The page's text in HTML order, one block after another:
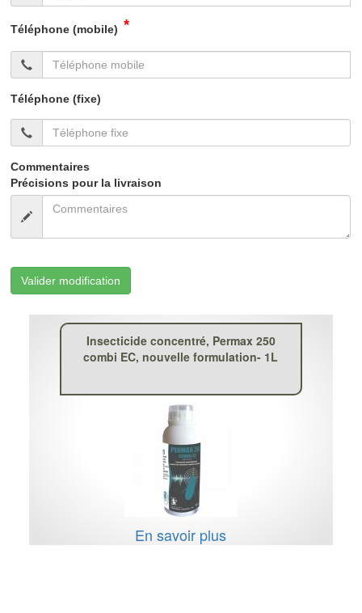
Téléphone (mobile) *
Téléphone (fixe)
Commentaires
Précisions pour la livraison
Valider modification
Insecticide concentré, Permax 250
combi EC, nouvelle formulation- 1L
En savoir plus